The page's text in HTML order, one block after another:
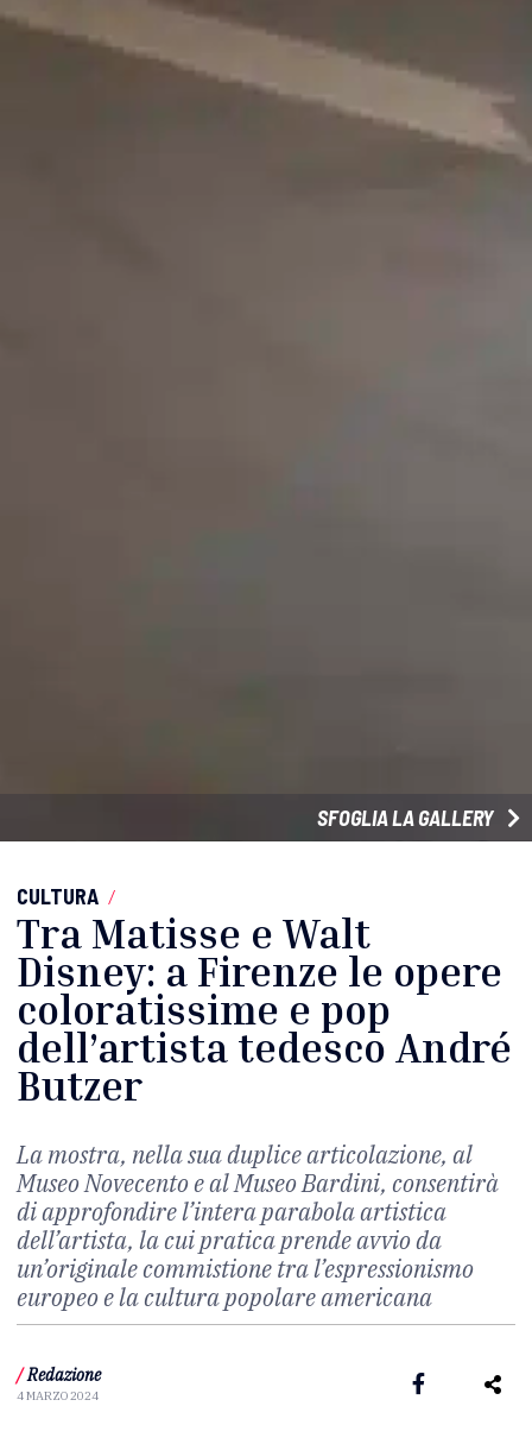
SFOGLIA LA GALLERY
CULTURA /
Tra Matisse e Walt
Disney: a Firenze le opere
coloratissime e pop
dell’artista tedesco André
Butzer
La mostra, nella sua duplice articolazione, al
Museo Novecento e al Museo Bardini, consentirà
di approfondire l’intera parabola artistica
dell’artista, la cui pratica prende avvio da
un’originale commistione tra l’espressionismo
europeo e la cultura popolare americana
/ Redazione
4 MARZO 2024